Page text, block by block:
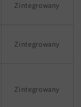
Zintegrowany
Zintegrowany
Zintegrowany